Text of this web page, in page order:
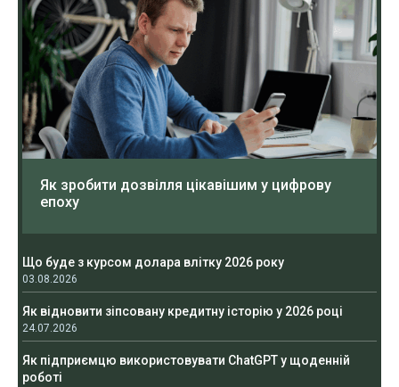
Як зробити дозвілля цікавішим у цифрову
епоху
Що буде з курсом долара влітку 2026 року
03.08.2026
Як відновити зіпсовану кредитну історію у 2026 році
24.07.2026
Як підприємцю використовувати ChatGPT у щоденній
роботі